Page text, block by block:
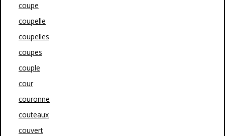
coupe
coupelle
coupelles
coupes
couple
cour
couronne
couteaux
couvert